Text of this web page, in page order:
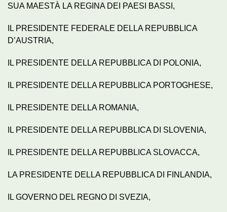
SUA MAESTÀ LA REGINA DEI PAESI BASSI,
IL PRESIDENTE FEDERALE DELLA REPUBBLICA
D’AUSTRIA,
IL PRESIDENTE DELLA REPUBBLICA DI POLONIA,
IL PRESIDENTE DELLA REPUBBLICA PORTOGHESE,
IL PRESIDENTE DELLA ROMANIA,
IL PRESIDENTE DELLA REPUBBLICA DI SLOVENIA,
IL PRESIDENTE DELLA REPUBBLICA SLOVACCA,
LA PRESIDENTE DELLA REPUBBLICA DI FINLANDIA,
IL GOVERNO DEL REGNO DI SVEZIA,